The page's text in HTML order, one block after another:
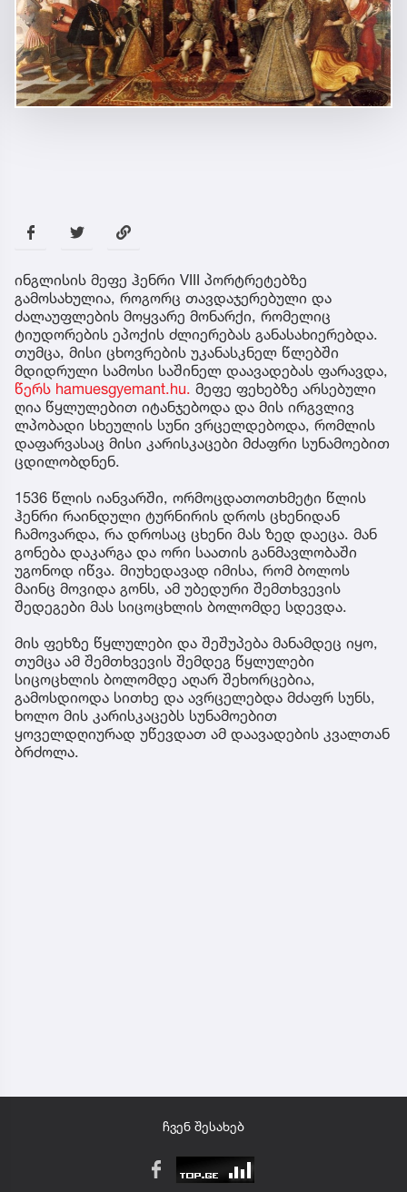
ინგლისის მეფე ჰენრი VIII პორტრეტებზე
გამოსახულია, როგორც თავდაჯერებული და
ძალაუფლების მოყვარე მონარქი, რომელიც
ტიუდორების ეპოქის ძლიერებას განასახიერებდა.
თუმცა, მისი ცხოვრების უკანასკნელ წლებში
მდიდრული სამოსი საშინელ დაავადებას ფარავდა,
წერს hamuesgyemant.hu. მეფე ფეხებზე არსებული
ღია წყლულებით იტანჯებოდა და მის ირგვლივ
ლპობადი სხეულის სუნი ვრცელდებოდა, რომლის
დაფარვასაც მისი კარისკაცები მძაფრი სუნამოებით
ცდილობდნენ.
1536 წლის იანვარში, ორმოცდათოთხმეტი წლის
ჰენრი რაინდული ტურნირის დროს ცხენიდან
ჩამოვარდა, რა დროსაც ცხენი მას ზედ დაეცა. მან
გონება დაკარგა და ორი საათის განმავლობაში
უგონოდ იწვა. მიუხედავად იმისა, რომ ბოლოს
მაინც მოვიდა გონს, ამ უბედური შემთხვევის
შედეგები მას სიცოცხლის ბოლომდე სდევდა.
მის ფეხზე წყლულები და შეშუპება მანამდეც იყო,
თუმცა ამ შემთხვევის შემდეგ წყლულები
სიცოცხლის ბოლომდე აღარ შეხორცებია,
გამოსდიოდა სითხე და ავრცელებდა მძაფრ სუნს,
ხოლო მის კარისკაცებს სუნამოებით
ყოველდღიურად უწევდათ ამ დაავადების კვალთან
ბრძოლა.
ჩვენ შესახებ